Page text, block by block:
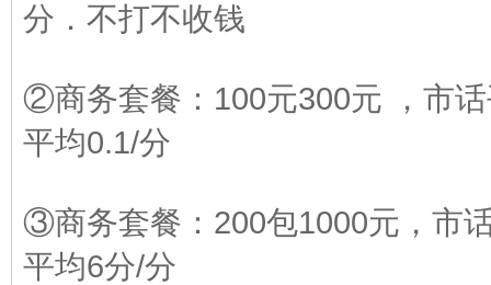
分．不打不收钱
②商务套餐：100元300元 ，市
平均0.1/分
③商务套餐：200包1000元，市
平均6分/分